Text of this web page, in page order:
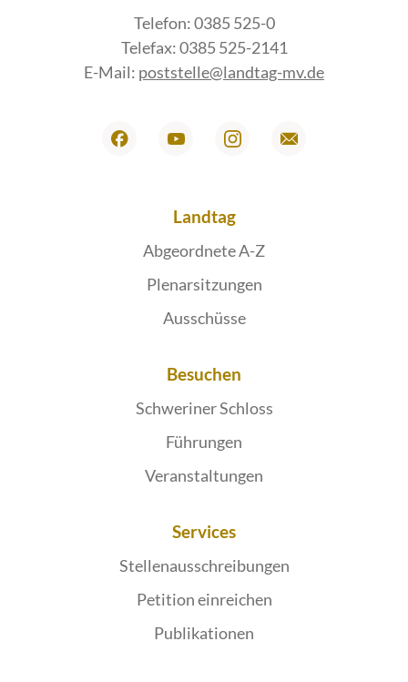
Telefon: 0385 525-0
Telefax: 0385 525-2141
E-Mail: poststelle@landtag-mv.de
Landtag
Abgeordnete A-Z
Plenarsitzungen
Ausschüsse
Besuchen
Schweriner Schloss
Führungen
Veranstaltungen
Services
Stellenausschreibungen
Petition einreichen
Publikationen